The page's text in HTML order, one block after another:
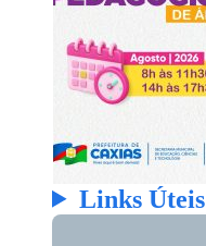
Links Úteis